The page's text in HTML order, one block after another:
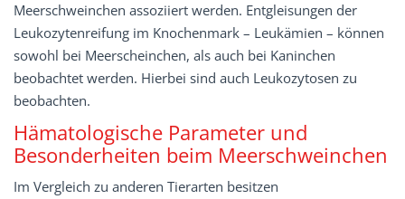
Meerschweinchen assoziiert werden. Entgleisungen der
Leukozytenreifung im Knochenmark – Leukämien – können
sowohl bei Meerscheinchen, als auch bei Kaninchen
beobachtet werden. Hierbei sind auch Leukozytosen zu
beobachten.
Hämatologische Parameter und
Besonderheiten beim Meerschweinchen
Im Vergleich zu anderen Tierarten besitzen